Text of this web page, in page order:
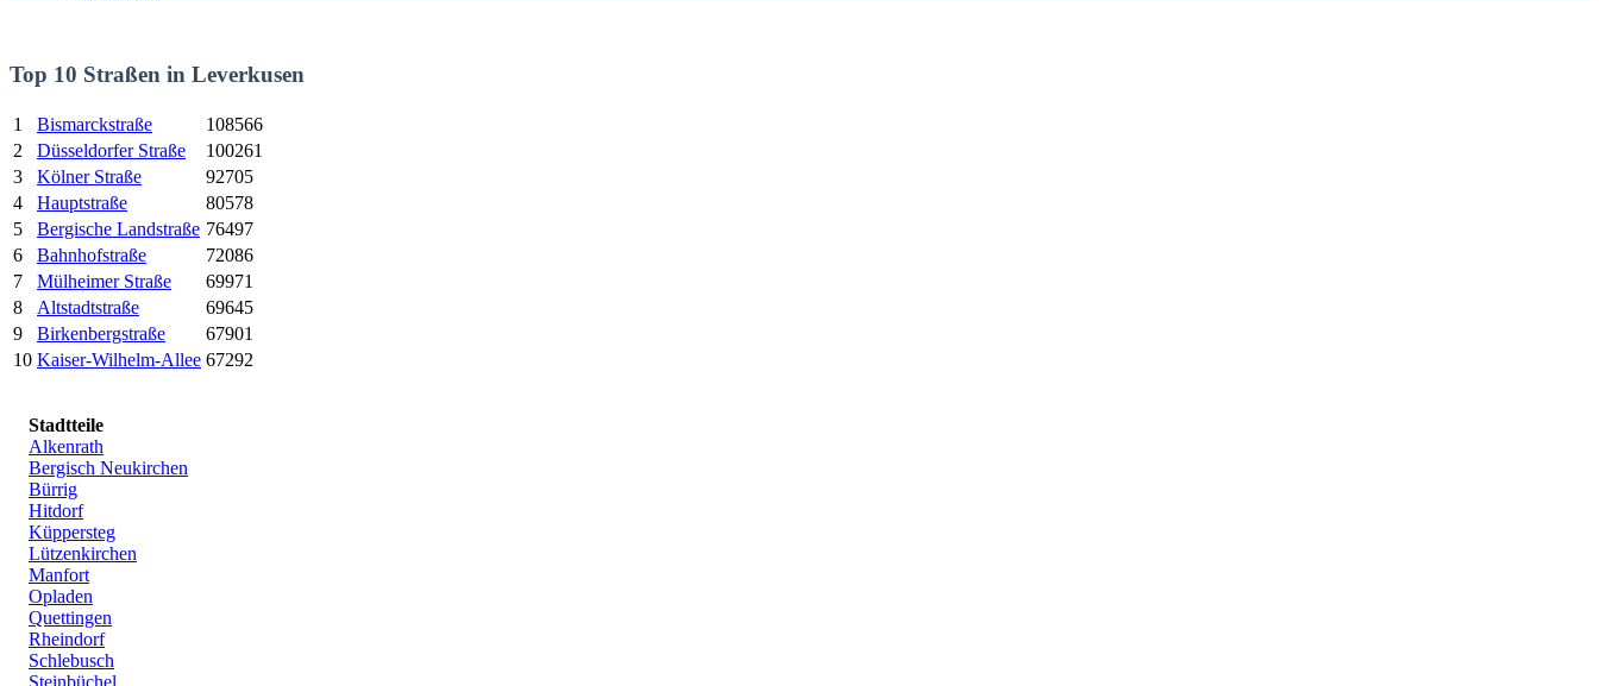
Top 10 Straßen in Leverkusen
1 Bismarckstraße
108566
2
Düsseldorfer Straße
100261
3
Kölner Straße
92705
4
Hauptstraße
80578
5
Bergische Landstraße 76497
6
Bahnhofstraße
72086
7
Mülheimer Straße
69971
8
Altstadtstraße
69645
9
Birkenbergstraße
67901
10 Kaiser-Wilhelm-Allee 67292
Stadtteile
Alkenrath
Bergisch Neukirchen
Bürrig
Hitdorf
Küppersteg
Lützenkirchen
Manfort
Opladen
Quettingen
Rheindorf
Schlebusch